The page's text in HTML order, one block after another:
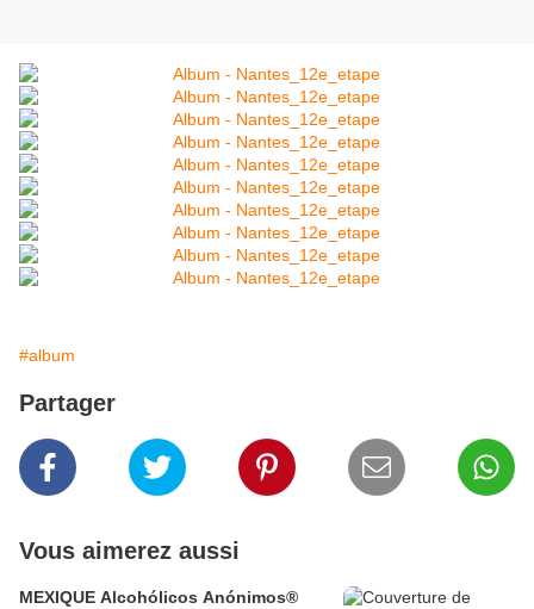
#album
Partager
Vous aimerez aussi
MEXIQUE Alcohólicos Anónimos®